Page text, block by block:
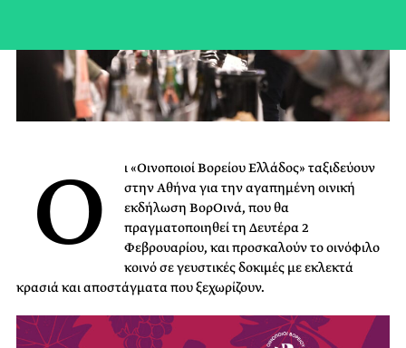
Ο
ι «Οινοποιοί Βορείου Ελλάδος» ταξιδεύουν
στην Αθήνα για την αγαπημένη οινική
εκδήλωση ΒορΟινά, που θα
πραγματοποιηθεί τη Δευτέρα 2
Φεβρουαρίου, και προσκαλούν το οινόφιλο
κοινό σε γευστικές δοκιμές με εκλεκτά
κρασιά και αποστάγματα που ξεχωρίζουν.